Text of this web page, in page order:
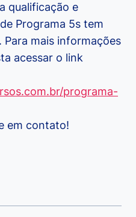
qualificação e
Programa 5s tem
mais informações
acessar o link
programa-
em contato!